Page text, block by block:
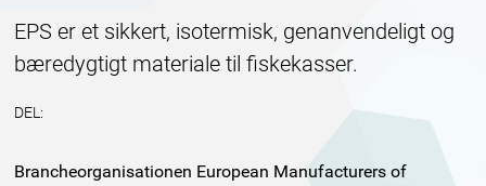
EPS er et sikkert, isotermisk, genanvendeligt og
bæredygtigt materiale til fiskekasser.
DEL:
Brancheorganisationen European Manufacturers of